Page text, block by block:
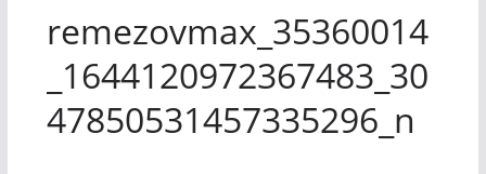
remezovmax_35360014
_1644120972367483_30
47850531457335296_n